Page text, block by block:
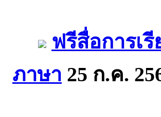
ฟรีสื่อการเ
ภาษา 25 ก.ค.